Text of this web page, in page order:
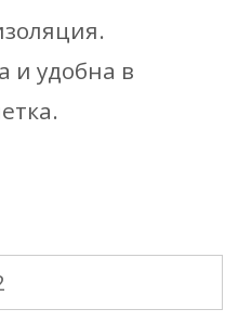
и удобна в